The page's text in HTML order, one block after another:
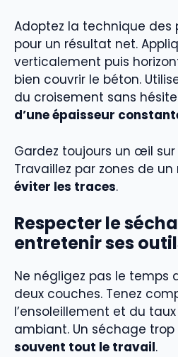
Adoptez la technique des
pour un résultat net.
verticalement puis
bien couvrir le béton.
du croisement sans
d’une épaisseur
Gardez toujours un œil
Travaillez par zones de
éviter les traces.
Respecter le
entretenir ses
Ne négligez pas le temps
deux couches. Tenez
l’ensoleillement et du
ambiant. Un séchage
souvent tout le travail.